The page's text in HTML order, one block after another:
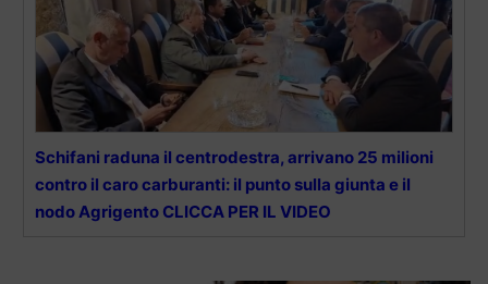
Schifani raduna il centrodestra, arrivano 25 milioni
contro il caro carburanti: il punto sulla giunta e il
nodo Agrigento CLICCA PER IL VIDEO